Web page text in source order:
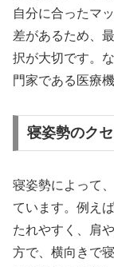
自分に合ったマ
差があるため、
択が大切です。
門家である医療
寝姿勢のク
寝姿勢によって
ています。例え
たれやすく、肩
方で、横向きで